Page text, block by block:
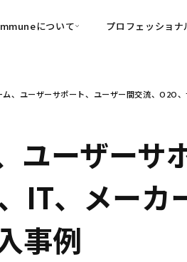
について
可視化
・Commune Voice
醸成する信頼起点経営基盤
・Commune CRM（旧：
SuccessHub）
ミュニケーションの変革を支援
・Commune for Work
プロフェッショナ
・
ム、ユーザーサポート、ユーザー間交流、O2O
ユーザーサ
IT、メー
事例